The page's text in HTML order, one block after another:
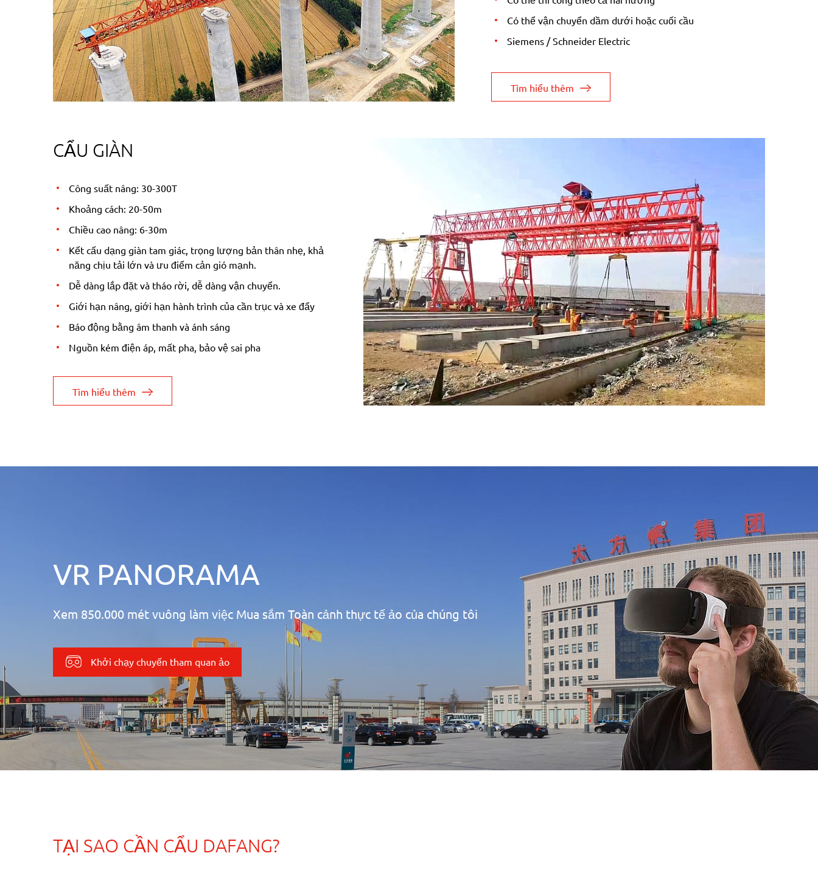
Có thể vận chuyển dầm dưới hoặc cuối cầu
Siemens / Schneider Electric
Tìm hiểu thêm
CẨU GIÀN
Công suất nâng: 30-300T
Khoảng cách: 20-50m
Chiều cao nâng: 6-30m
Kết cấu dạng giàn tam giác, trọng lượng bản thân nhẹ, khả
năng chịu tải lớn và ưu điểm cản gió mạnh.
Dễ dàng lắp đặt và tháo rời, dễ dàng vận chuyển.
Giới hạn nâng, giới hạn hành trình của cần trục và xe đẩy
Báo động bằng âm thanh và ánh sáng
Nguồn kém điện áp, mất pha, bảo vệ sai pha
Tìm hiểu thêm
VR PANORAMA
Xem 850.000 mét vuông làm việc Mua sắm Toàn cảnh thực tế ảo của chúng tôi
Khởi chạy chuyến tham quan ảo
TẠI SAO CẦN CẨU DAFANG?